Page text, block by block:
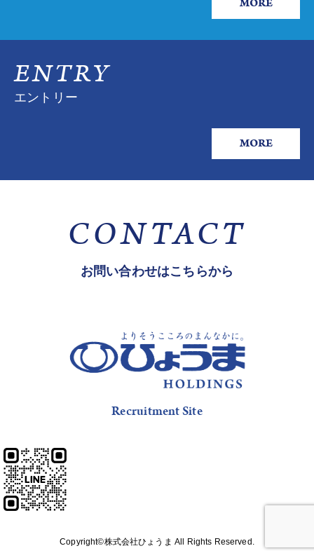
MORE
ENTRY
エントリー
MORE
CONTACT
お問い合わせはこちらから
Recruitment Site
Copyright©株式会社ひょうま All Rights Reserved.